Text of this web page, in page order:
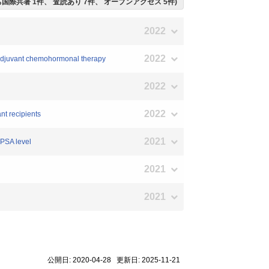
際共著 1件、 査読あり 7件、 オープンアクセス 5件)
2022
chemohormonal therapy 2022
2022
recipients 2022
level 2021
2021
2021
公開日: 2020-04-28 更新日: 2025-11-21